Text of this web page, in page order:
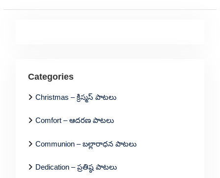
Categories
Christmas – క్రిస్మస్ పాటలు
Comfort – ఆదరణ పాటలు
Communion – బల్లారాధన పాటలు
Dedication – ప్రతిష్ఠ పాటలు